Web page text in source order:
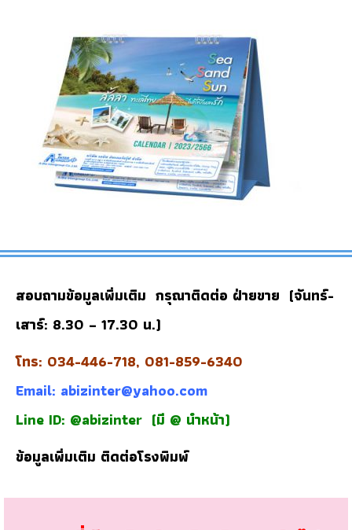
สอบถามข้อมูลเพิ่มเติม กรุณาติดต่อ ฝ่ายขาย (จันทร์-
เสาร์: 8.30 – 17.30 น.)
โทร: 034-446-718, 081-859-6340
Email: abizinter@yahoo.com
Line ID: @abizinter (มี @ นำหน้า)
ข้อมูลเพิ่มเติม ติดต่อโรงพิมพ์